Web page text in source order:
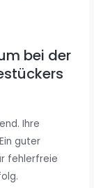
bei der
Ihre
guter
fehlerfreie